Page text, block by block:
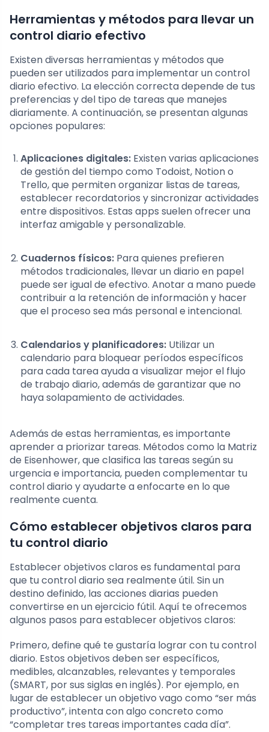
Herramientas y métodos para llevar un
control diario efectivo
Existen diversas herramientas y métodos que
pueden ser utilizados para implementar un control
diario efectivo. La elección correcta depende de tus
preferencias y del tipo de tareas que manejes
diariamente. A continuación, se presentan algunas
opciones populares:
Aplicaciones digitales: Existen varias aplicaciones
de gestión del tiempo como Todoist, Notion o
Trello, que permiten organizar listas de tareas,
establecer recordatorios y sincronizar actividades
entre dispositivos. Estas apps suelen ofrecer una
interfaz amigable y personalizable.
Cuadernos físicos: Para quienes prefieren
métodos tradicionales, llevar un diario en papel
puede ser igual de efectivo. Anotar a mano puede
contribuir a la retención de información y hacer
que el proceso sea más personal e intencional.
Calendarios y planificadores: Utilizar un
calendario para bloquear períodos específicos
para cada tarea ayuda a visualizar mejor el flujo
de trabajo diario, además de garantizar que no
haya solapamiento de actividades.
Además de estas herramientas, es importante
aprender a priorizar tareas. Métodos como la Matriz
de Eisenhower, que clasifica las tareas según su
urgencia e importancia, pueden complementar tu
control diario y ayudarte a enfocarte en lo que
realmente cuenta.
Cómo establecer objetivos claros para
tu control diario
Establecer objetivos claros es fundamental para
que tu control diario sea realmente útil. Sin un
destino definido, las acciones diarias pueden
convertirse en un ejercicio fútil. Aquí te ofrecemos
algunos pasos para establecer objetivos claros:
Primero, define qué te gustaría lograr con tu control
diario. Estos objetivos deben ser específicos,
medibles, alcanzables, relevantes y temporales
(SMART, por sus siglas en inglés). Por ejemplo, en
lugar de establecer un objetivo vago como “ser más
productivo”, intenta con algo concreto como
“completar tres tareas importantes cada día”.